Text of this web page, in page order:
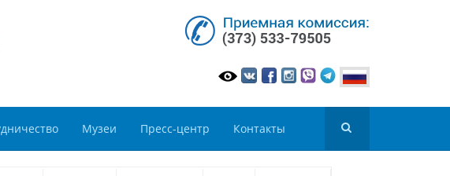
Музеи Пресс-центр Контакты